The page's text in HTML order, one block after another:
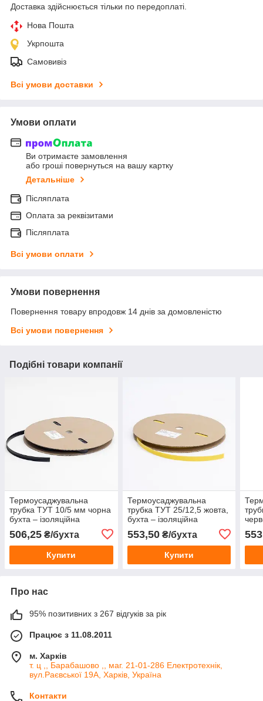
Доставка здійснюється тільки по передоплаті.
Нова Пошта
Укрпошта
Самовивіз
Всі умови доставки
Умови оплати
Ви отримаєте замовлення
або гроші повернуться на вашу картку
Детальніше
Післяплата
Оплата за реквізитами
Післяплата
Всі умови оплати
Умови повернення
Повернення товару впродовж 14 днів за домовленістю
Всі умови повернення
Подібні товари компанії
Термоусаджувальна
трубка ТУТ 10/5 мм чорна
бухта – ізоляційна
термоусадка для проводів
та кабелю
506,25 ₴/бухта
Купити
Термоусаджувальна
трубка ТУТ 25/12,5 жовта,
бухта – ізоляційна
термоусадка для кабелю
та проводів
553,50₴/бухта
Купити
для
Про нас
95% позитивних з 267 відгуків за рік
Працює з 11.08.2011
м. Харків
т. ц ,, Барабашово ,, маг. 21-01-286 Електротехнік,
вул.Раєвської 19А, Харків, Україна
Контакти